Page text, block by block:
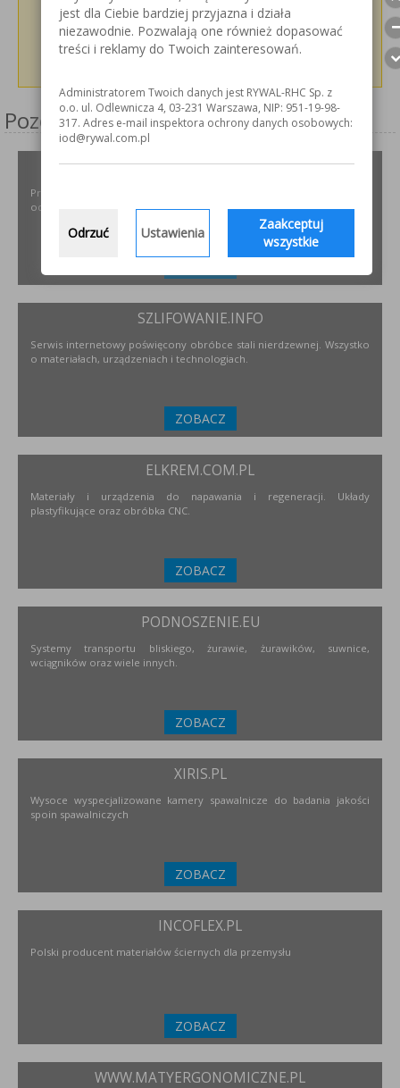
Pozostałe serwisy firmy
ODPYLAMY.PL
Projektowanie i dobór, montaż, serwis instalacji i urządzeń
odpylających dla różnych gałęzi przemysłu.
SZLIFOWANIE.INFO
Serwis internetowy poświęcony obróbce stali nierdzewnej. Wszystko
o materiałach, urządzeniach i technologiach.
ZOBACZ
ELKREM.COM.PL
Materiały i urządzenia do napawania i regeneracji. Układy
plastyfikujące oraz obróbka CNC.
ZOBACZ
PODNOSZENIE.EU
Systemy transportu bliskiego, żurawie, żurawików, suwnice,
wciągników oraz wiele innych.
ZOBACZ
XIRIS.PL
Wysoce wyspecjalizowane kamery spawalnicze do badania jakości
spoin spawalniczych
ZOBACZ
INCOFLEX.PL
Polski producent materiałów ściernych dla przemysłu
ZOBACZ
WWW.MATYERGONOMICZNE.PL
jest dla Ciebie bardziej przyjazna i działa
niezawodnie. Pozwalają one również dopasować
treści i reklamy do Twoich zainteresowań.
Administratorem Twoich danych jest RYWAL-RHC Sp. z
o.o. ul. Odlewnicza 4, 03-231 Warszawa, NIP: 951-19-98-
317. Adres e-mail inspektora ochrony danych osobowych:
iod@rywal.com.pl
Odrzuć Ustawienia
Zaakceptuj
wszystkie